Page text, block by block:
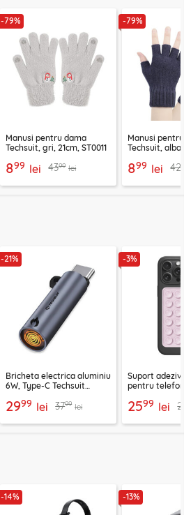
-79%
Manusi pentru dama
Techsuit, gri, 21cm, ST0011
899 lei 4399 lei
-79%
Manusi
Techsuit,
899 lei 42
-21%
Bricheta electrica aluminiu
6W, Type-C Techsuit
2999 lei 3799 lei
-3%
Suport
pentru
2599 lei
-14% -13%